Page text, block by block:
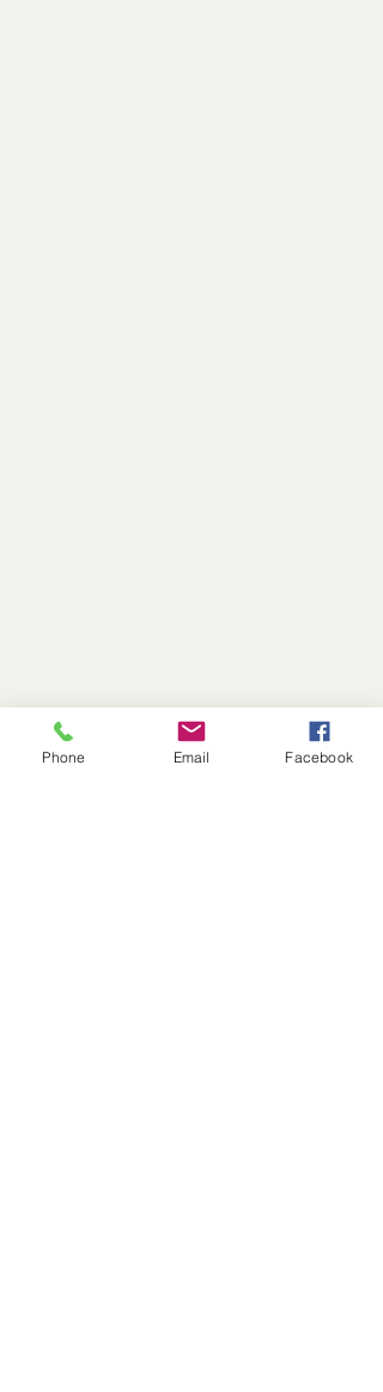
Phone Email Facebook